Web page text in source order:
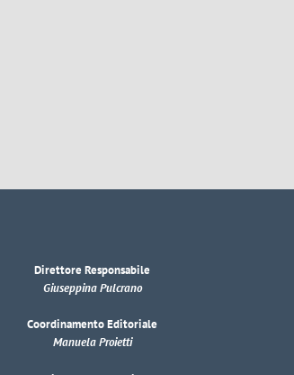
Direttore Responsabile
Giuseppina Pulcrano
Coordinamento Editoriale
Manuela Proietti